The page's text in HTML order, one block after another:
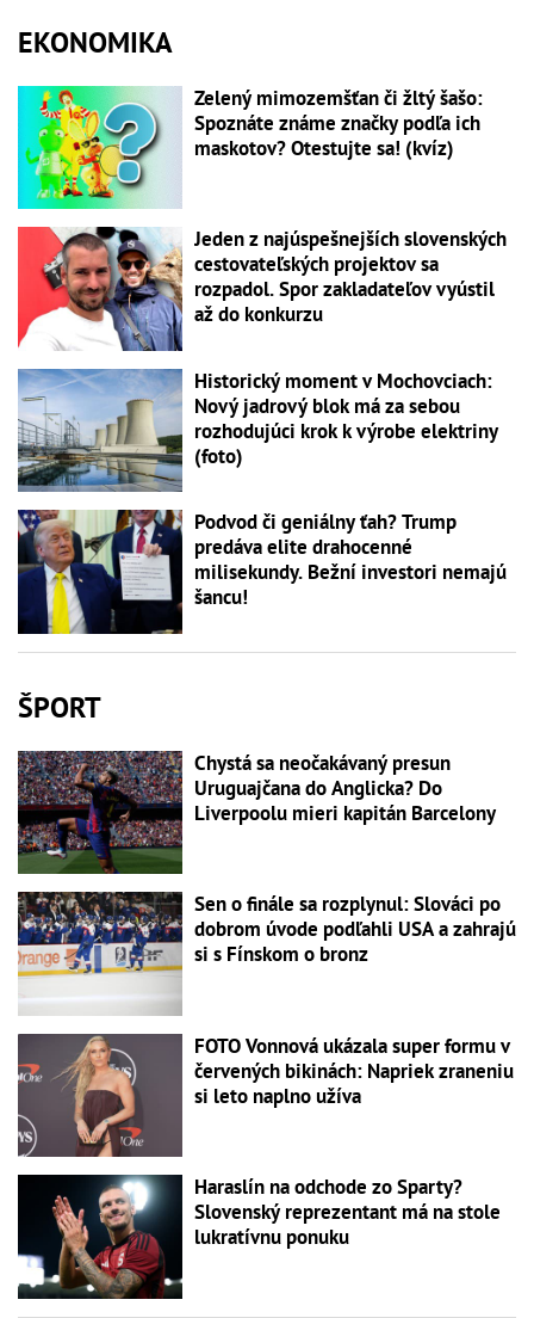
EKONOMIKA
Zelený mimozemšťan či žltý šašo:
Spoznáte známe značky podľa ich
maskotov? Otestujte sa! (kvíz)
Jeden z najúspešnejších slovenských
cestovateľských projektov sa
rozpadol. Spor zakladateľov vyústil
až do konkurzu
Historický moment v Mochovciach:
Nový jadrový blok má za sebou
rozhodujúci krok k výrobe elektriny
(foto)
Podvod či geniálny ťah? Trump
predáva elite drahocenné
milisekundy. Bežní investori nemajú
šancu!
ŠPORT
Chystá sa neočakávaný presun
Uruguajčana do Anglicka? Do
Liverpoolu mieri kapitán Barcelony
Sen o finále sa rozplynul: Slováci po
dobrom úvode podľahli USA a zahrajú
si s Fínskom o bronz
FOTO Vonnová ukázala super formu v
červených bikinách: Napriek zraneniu
si leto naplno užíva
Haraslín na odchode zo Sparty?
Slovenský reprezentant má na stole
lukratívnu ponuku